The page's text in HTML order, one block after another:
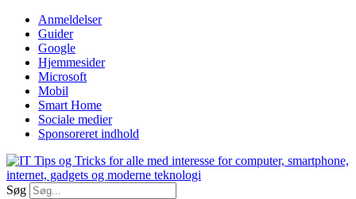
Videre
indhold
Anmeldelser
Guider
Google
Hjemmesider
Microsoft
Mobil
Smart Home
Sociale medier
Sponsoreret indhold
Søg